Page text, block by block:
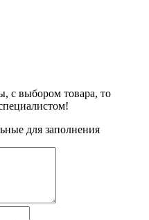
с выбором товара, то
для заполнения